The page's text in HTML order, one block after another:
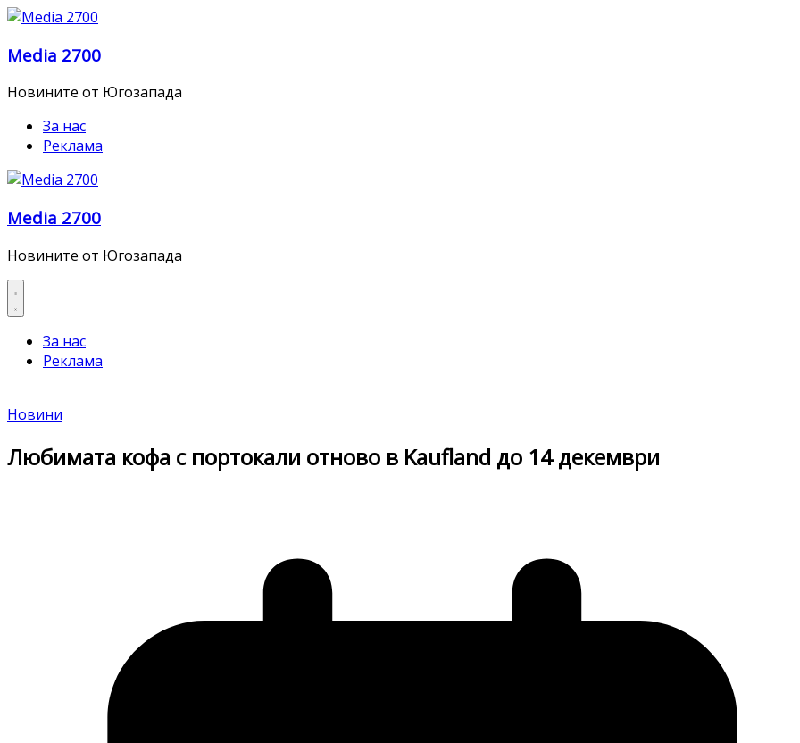
Skip
content
Media 2700
Новините от Югозапада
За нас
Реклама
Media 2700
Новините от Югозапада
За нас
Реклама
Новини
Любимата кофа с портокали отново в Kaufland до 14 декември